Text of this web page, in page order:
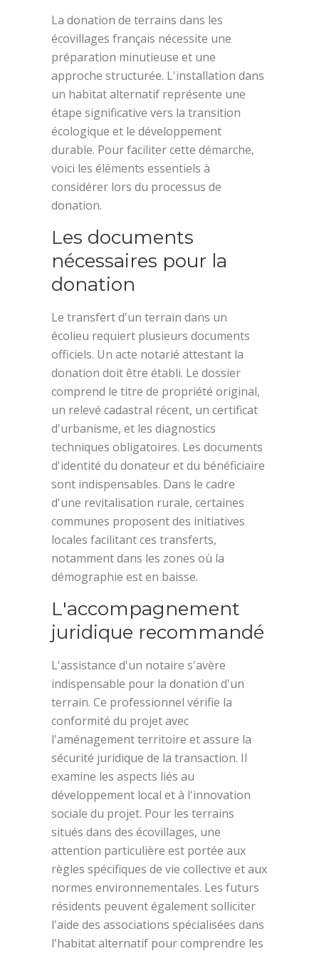
La donation de terrains dans les
écovillages français nécessite une
préparation minutieuse et une
approche structurée. L'installation dans
un habitat alternatif représente une
étape significative vers la transition
écologique et le développement
durable. Pour faciliter cette démarche,
voici les éléments essentiels à
considérer lors du processus de
donation.
Les documents
nécessaires pour la
donation
Le transfert d'un terrain dans un
écolieu requiert plusieurs documents
officiels. Un acte notarié attestant la
donation doit être établi. Le dossier
comprend le titre de propriété original,
un relevé cadastral récent, un certificat
d'urbanisme, et les diagnostics
techniques obligatoires. Les documents
d'identité du donateur et du bénéficiaire
sont indispensables. Dans le cadre
d'une revitalisation rurale, certaines
communes proposent des initiatives
locales facilitant ces transferts,
notamment dans les zones où la
démographie est en baisse.
L'accompagnement
juridique recommandé
L'assistance d'un notaire s'avère
indispensable pour la donation d'un
terrain. Ce professionnel vérifie la
conformité du projet avec
l'aménagement territoire et assure la
sécurité juridique de la transaction. Il
examine les aspects liés au
développement local et à l'innovation
sociale du projet. Pour les terrains
situés dans des écovillages, une
attention particulière est portée aux
règles spécifiques de vie collective et aux
normes environnementales. Les futurs
résidents peuvent également solliciter
l'aide des associations spécialisées dans
l'habitat alternatif pour comprendre les